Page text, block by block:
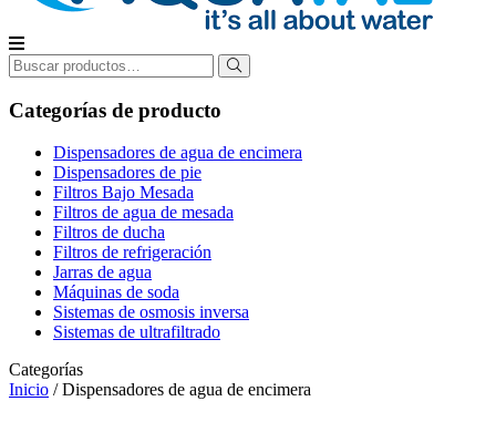
Buscar
por:
Categorías de producto
Dispensadores de agua de encimera
Dispensadores de pie
Filtros Bajo Mesada
Filtros de agua de mesada
Filtros de ducha
Filtros de refrigeración
Jarras de agua
Máquinas de soda
Sistemas de osmosis inversa
Sistemas de ultrafiltrado
Categorías
Inicio / Dispensadores de agua de encimera